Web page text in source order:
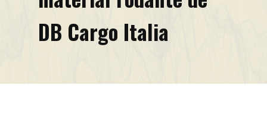
Eventos
DB Cargo Italia